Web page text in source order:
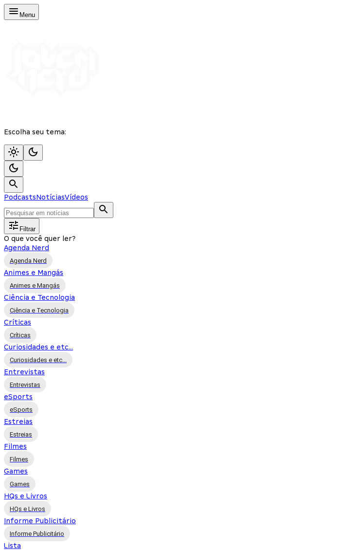
Menu
Escolha seu tema:
PodcastsNotíciasVídeos
Filtrar
O que você quer ler?
Agenda Nerd
Agenda Nerd
Animes e Mangás
Animes e Mangás
Ciência e Tecnologia
Ciência e Tecnologia
Críticas
Críticas
Curiosidades e etc...
Curiosidades e etc...
Entrevistas
Entrevistas
eSports
eSports
Estreias
Estreias
Filmes
Filmes
Games
Games
HQs e Livros
HQs e Livros
Informe Publicitário
Informe Publicitário
Lista